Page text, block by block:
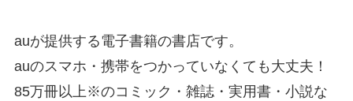
auが提供する電子書籍の書店です。
auのスマホ・携帯をつかっていなくても大丈夫！
85万冊以上※のコミック・雑誌・実用書・小説な